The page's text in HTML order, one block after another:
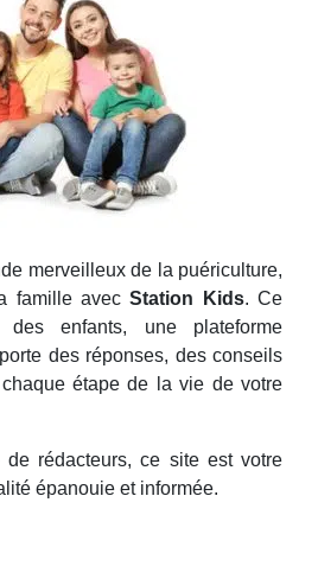
merveilleux de la puériculture,
famille avecStation Kids. Ce
des enfants, une plateforme
des réponses, des conseils
étape de la vie de votre
rédacteurs, ce site est votre
épanouie et informée.